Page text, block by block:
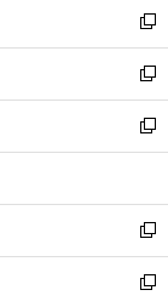
く
で
開
く
ド
ウ
で
開
く
ィ
ン
ド
ウ
で
開
い
ウ
ィ
ン
ド
ウ
開
く
新
し
い
ウ
ィ
ン
ウ
で
開
く
新
し
い
ウ
ン
ド
ウ
で
新
し
ウ
ィ
ン
ド
新
し
い
新